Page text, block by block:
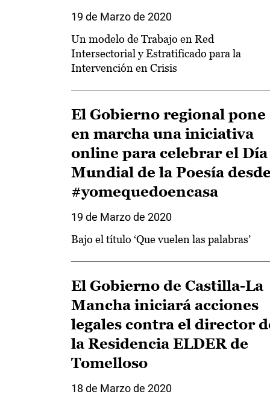
19 de Marzo de 2020
Un modelo de Trabajo en Red
Intersectorial y Estratificado para la
Intervención en Crisis
El Gobierno regional pone
en marcha una iniciativa
online para celebrar el Día
Mundial de la Poesía desde
#yomequedoencasa
19 de Marzo de 2020
Bajo el título ‘Que vuelen las palabras’
El Gobierno de Castilla-La
Mancha iniciará acciones
legales contra el director
la Residencia ELDER de
Tomelloso
18 de Marzo de 2020